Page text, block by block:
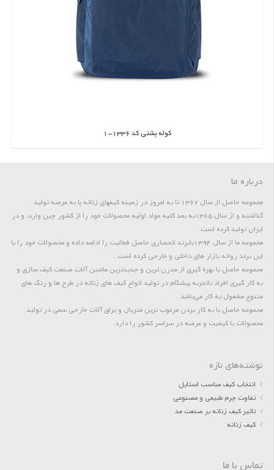
کوله پشتی کد 1336-1
اطلاعات بیشتر
درباره ما
مجموعه حاصل از سال 1367 تا به امروز در زمینه کیفهای زنانه پا به عرصه تولید
گذاشته و از سال 1385به بعد کلیه مواد اولیه محصولات خود را از کشور چین وارد، و در
ایران تولید کرده است .
مجموعه ما از سال 1394بابرند انحصاری حاصل فعالیت را ادامه داده و محصولات خود را با
این برند روانه بازار های داخلی و خارجی کرده است .
مجموعه حاصل با بهره گیری از مدرن ترین و جدیدترین ماشین آلات صنعت کیف سازی و
به کار گیری افراد باتجربه پیشگام در تولید انواع کیف های زنانه در طرح ها و رنگ های
متنوع مشغول به کار می‌باشد .
مجموعه حاصل با به کار بردن مرغوب ترین متریال و یراق آلات خارجی سعی در تولید
محصولات با کیفیت و عرضه در سراسر کشور را دارد.
نوشته‌های تازه
انتخاب کیف مناسب استایل
تفاوت چرم طبیعی و مصنوعی
تاثیر کیف زنانه بر صنعت مد
کیف زنانه
تماس با ما